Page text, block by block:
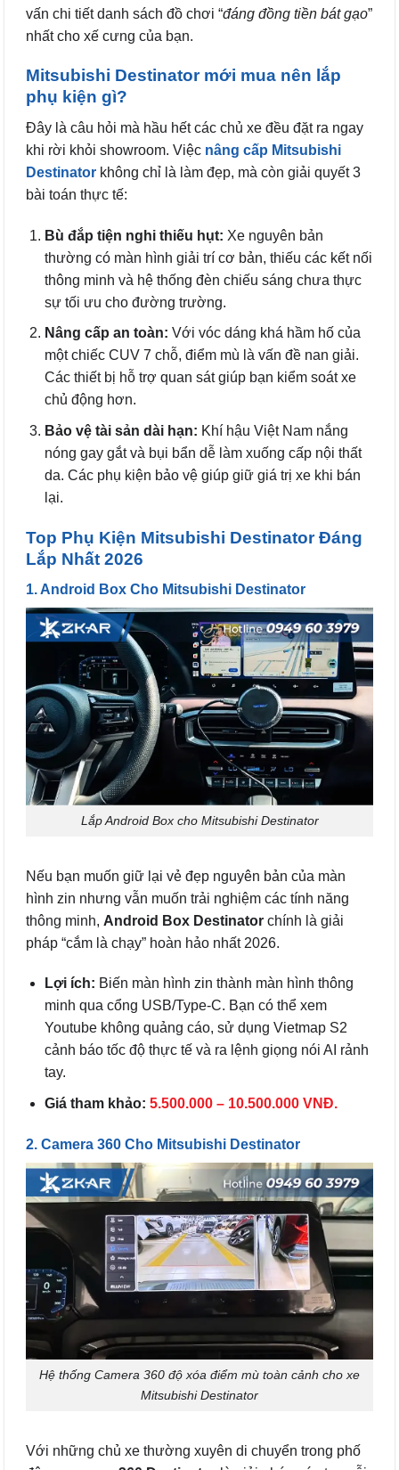
vấn chi tiết danh sách đồ chơi “đáng đồng tiền bát gạo”
nhất cho xế cưng của bạn.
Mitsubishi Destinator mới mua nên lắp
phụ kiện gì?
Đây là câu hỏi mà hầu hết các chủ xe đều đặt ra ngay
khi rời khỏi showroom. Việc nâng cấp Mitsubishi
Destinator không chỉ là làm đẹp, mà còn giải quyết 3
bài toán thực tế:
Bù đắp tiện nghi thiếu hụt: Xe nguyên bản
thường có màn hình giải trí cơ bản, thiếu các kết nối
thông minh và hệ thống đèn chiếu sáng chưa thực
sự tối ưu cho đường trường.
Nâng cấp an toàn: Với vóc dáng khá hầm hố của
một chiếc CUV 7 chỗ, điểm mù là vấn đề nan giải.
Các thiết bị hỗ trợ quan sát giúp bạn kiểm soát xe
chủ động hơn.
Bảo vệ tài sản dài hạn: Khí hậu Việt Nam nắng
nóng gay gắt và bụi bẩn dễ làm xuống cấp nội thất
da. Các phụ kiện bảo vệ giúp giữ giá trị xe khi bán
lại.
Top Phụ Kiện Mitsubishi Destinator Đáng
Lắp Nhất 2026
1. Android Box Cho Mitsubishi Destinator
Lắp Android Box cho Mitsubishi Destinator
Nếu bạn muốn giữ lại vẻ đẹp nguyên bản của màn
hình zin nhưng vẫn muốn trải nghiệm các tính năng
thông minh, Android Box Destinator chính là giải
pháp “cắm là chạy” hoàn hảo nhất 2026.
Lợi ích: Biến màn hình zin thành màn hình thông
minh qua cổng USB/Type-C. Bạn có thể xem
Youtube không quảng cáo, sử dụng Vietmap S2
cảnh báo tốc độ thực tế và ra lệnh giọng nói AI rảnh
tay.
Giá tham khảo: 5.500.000 – 10.500.000 VNĐ.
2. Camera 360 Cho Mitsubishi Destinator
Hệ thống Camera 360 độ xóa điểm mù toàn cảnh cho xe
Mitsubishi Destinator
Với những chủ xe thường xuyên di chuyển trong phố